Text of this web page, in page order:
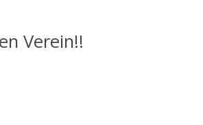
Verein!!